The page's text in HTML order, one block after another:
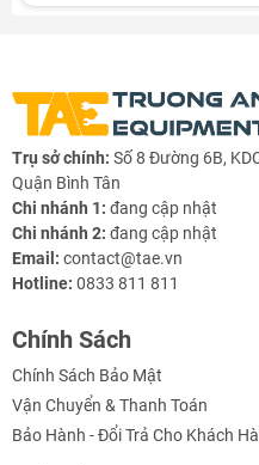
Trụ sở chính: Số 8 Đường 6B,
Quận Bình Tân
Chi nhánh 1: đang cập nhật
Chi nhánh 2: đang cập nhật
Email: contact@tae.vn
Hotline: 0833 811 811
Chính Sách
Chính Sách Bảo Mật
Vận Chuyển & Thanh Toán
Bảo Hành - Đổi Trả Cho Khách